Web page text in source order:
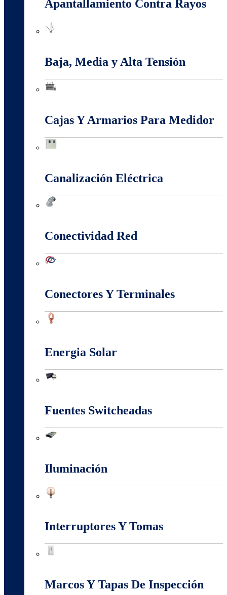
Apantallamiento Contra Rayos
Baja, Media y Alta Tensión
Cajas Y Armarios Para Medidor
Canalización Eléctrica
Conectividad Red
Conectores Y Terminales
Energia Solar
Fuentes Switcheadas
Iluminación
Interruptores Y Tomas
Marcos Y Tapas De Inspección